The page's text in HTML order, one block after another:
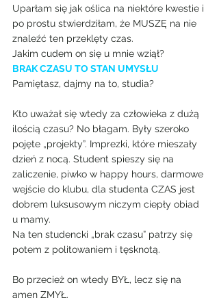
Uparłam się jak oślica na niektóre kwestie i
po prostu stwierdziłam, że MUSZĘ na nie
znaleźć ten przeklęty czas.
Jakim cudem on się u mnie wziął?
BRAK CZASU TO STAN UMYSŁU
Pamiętasz, dajmy na to, studia?
Kto uważał się wtedy za człowieka z dużą
ilością czasu? No błagam. Były szeroko
pojęte „projekty”. Imprezki, które mieszały
dzień z nocą. Student spieszy się na
zaliczenie, piwko w happy hours, darmowe
wejście do klubu, dla studenta CZAS jest
dobrem luksusowym niczym ciepły obiad
u mamy.
Na ten studencki „brak czasu” patrzy się
potem z politowaniem i tęsknotą.
Bo przecież on wtedy BYŁ, lecz się na
amen ZMYŁ.